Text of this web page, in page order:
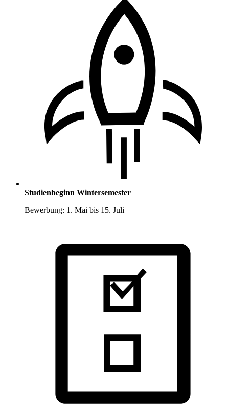
Studienbeginn Wintersemester
Bewerbung: 1. Mai bis 15. Juli